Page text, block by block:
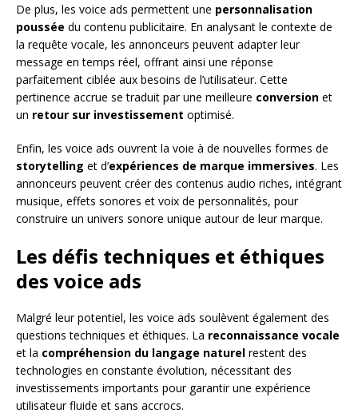
De plus, les voice ads permettent une personnalisation
poussée du contenu publicitaire. En analysant le contexte de
la requête vocale, les annonceurs peuvent adapter leur
message en temps réel, offrant ainsi une réponse
parfaitement ciblée aux besoins de l’utilisateur. Cette
pertinence accrue se traduit par une meilleure conversion et
un retour sur investissement optimisé.
Enfin, les voice ads ouvrent la voie à de nouvelles formes de
storytelling et d’expériences de marque immersives. Les
annonceurs peuvent créer des contenus audio riches, intégrant
musique, effets sonores et voix de personnalités, pour
construire un univers sonore unique autour de leur marque.
Les défis techniques et éthiques
des voice ads
Malgré leur potentiel, les voice ads soulèvent également des
questions techniques et éthiques. La reconnaissance vocale
et la compréhension du langage naturel restent des
technologies en constante évolution, nécessitant des
investissements importants pour garantir une expérience
utilisateur fluide et sans accrocs.